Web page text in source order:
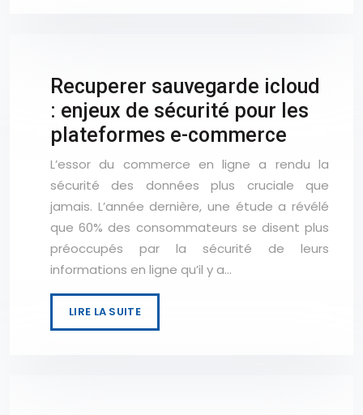
Recuperer sauvegarde icloud
: enjeux de sécurité pour les
plateformes e-commerce
L’essor du commerce en ligne a rendu la
sécurité des données plus cruciale que
jamais. L’année dernière, une étude a révélé
que 60% des consommateurs se disent plus
préoccupés par la sécurité de leurs
informations en ligne qu’il y a…
LIRE LA SUITE